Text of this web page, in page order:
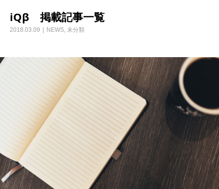
iQβ 掲載記事一覧
2018.03.09 NEWS, 未分類